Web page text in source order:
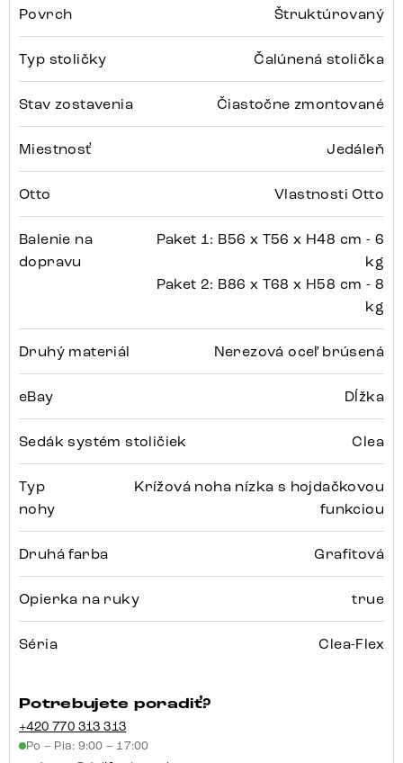
Povrch Štruktúrovaný
Typ stoličky Čalúnená stolička
Stav zostavenia Čiastočne zmontované
Miestnosť Jedáleň
Otto Vlastnosti Otto
Balenie na
dopravu
Paket 1: B56 x T56 x H48 cm - 6
kg
Paket 2: B86 x T68 x H58 cm - 8
kg
Druhý materiál Nerezová oceľ brúsená
eBay Dĺžka
Sedák systém stoličiek Clea
Typ
nohy
Krížová noha nízka s hojdačkovou
funkciou
Druhá farba Grafitová
Opierka na ruky true
Séria Clea-Flex
Potrebujete poradiť?
+420 770 313 313
Po – Pia: 9:00 – 17:00